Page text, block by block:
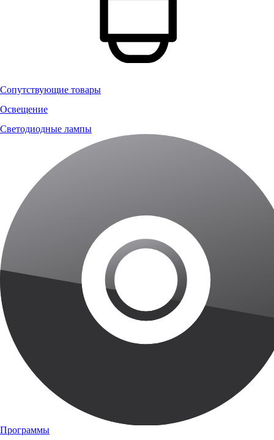
Сопутствующие товары
Освещение
Светодиодные лампы
Программы